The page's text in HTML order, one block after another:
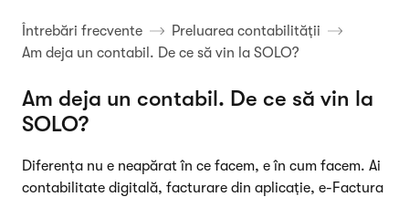
Întrebări frecvente
Preluarea contabilității
Am deja un contabil. De ce să vin la SOLO?
Am deja un contabil. De ce să vin la
SOLO?
Diferența nu e neapărat în ce facem, e în cum facem. Ai
contabilitate digitală, facturare din aplicație, e-Factura